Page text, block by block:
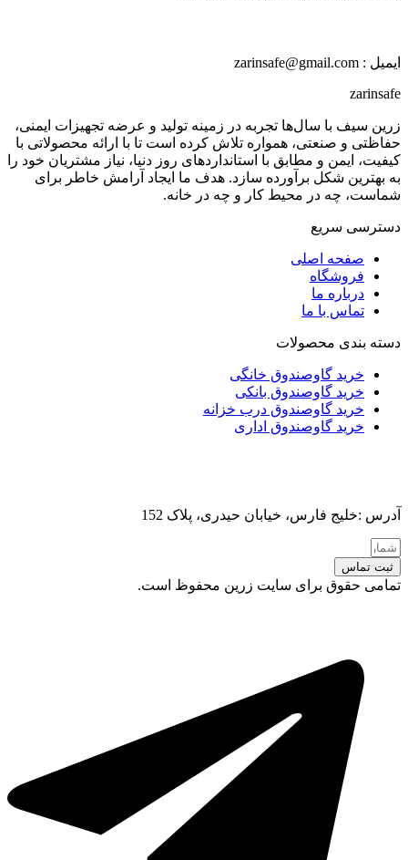
ایمیل : zarinsafe@gmail.com
zarinsafe
زرین سیف با سال‌ها تجربه در زمینه تولید و عرضه تجهیزات ایمنی،
حفاظتی و صنعتی، همواره تلاش کرده است تا با ارائه محصولاتی با
کیفیت، ایمن و مطابق با استانداردهای روز دنیا، نیاز مشتریان خود را
به بهترین شکل برآورده سازد. هدف ما ایجاد آرامش خاطر برای
شماست، چه در محیط کار و چه در خانه.
دسترسی سریع
صفحه اصلی
فروشگاه
درباره ما
تماس با ما
دسته بندی محصولات
خرید گاوصندوق خانگی
خرید گاوصندوق بانکی
خرید گاوصندوق درب خزانه
خرید گاوصندوق اداری
آدرس :خلیج فارس، خیابان حیدری، پلاک 152
ثبت تماس
تمامی حقوق برای سایت زرین محفوظ است.